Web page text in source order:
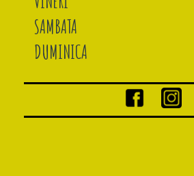
SAMBATA
DUMINICA